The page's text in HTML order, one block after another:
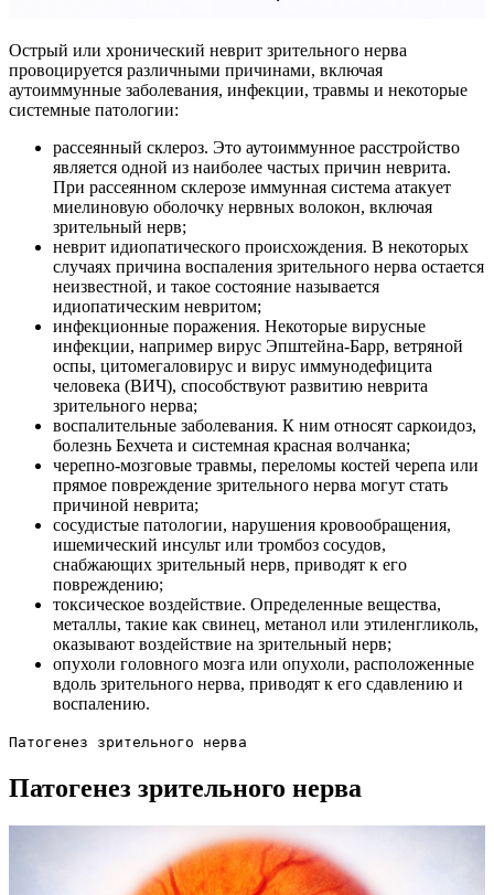
Острый или хронический неврит зрительного нерва
провоцируется различными причинами, включая
аутоиммунные заболевания, инфекции, травмы и некоторые
системные патологии:
рассеянный склероз. Это аутоиммунное расстройство
является одной из наиболее частых причин неврита.
При рассеянном склерозе иммунная система атакует
миелиновую оболочку нервных волокон, включая
зрительный нерв;
неврит идиопатического происхождения. В некоторых
случаях причина воспаления зрительного нерва остается
неизвестной, и такое состояние называется
идиопатическим невритом;
инфекционные поражения. Некоторые вирусные
инфекции, например вирус Эпштейна-Барр, ветряной
оспы, цитомегаловирус и вирус иммунодефицита
человека (ВИЧ), способствуют развитию неврита
зрительного нерва;
воспалительные заболевания. К ним относят саркоидоз,
болезнь Бехчета и системная красная волчанка;
черепно-мозговые травмы, переломы костей черепа или
прямое повреждение зрительного нерва могут стать
причиной неврита;
сосудистые патологии, нарушения кровообращения,
ишемический инсульт или тромбоз сосудов,
снабжающих зрительный нерв, приводят к его
повреждению;
токсическое воздействие. Определенные вещества,
металлы, такие как свинец, метанол или этиленгликоль,
оказывают воздействие на зрительный нерв;
опухоли головного мозга или опухоли, расположенные
вдоль зрительного нерва, приводят к его сдавлению и
воспалению.
Патогенез зрительного нерва
Патогенез зрительного нерва